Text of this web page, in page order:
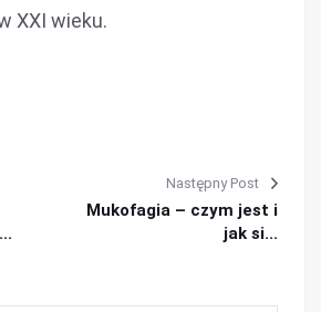
XXI wieku.
Następny Post
Mukofagia – czym jest i
jak si...